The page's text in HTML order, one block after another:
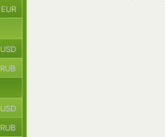
EUR
USD
RUB
USD
RUB